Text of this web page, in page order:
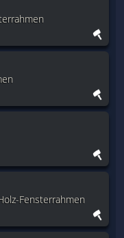
Fensterrahmen